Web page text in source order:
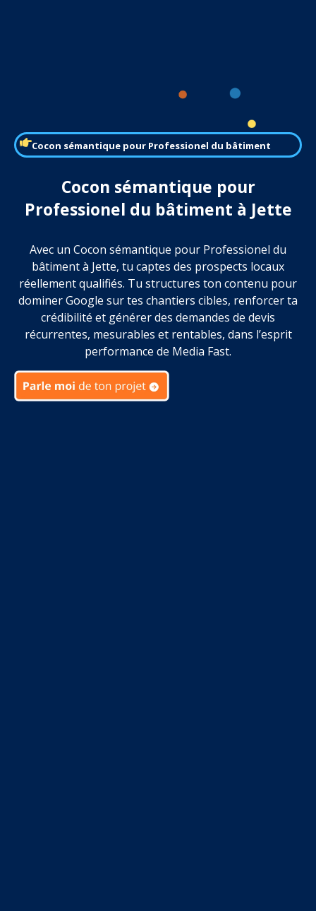
Cocon sémantique pour Professionel du bâtiment
Cocon sémantique pour
Professionel du bâtiment à Jette
Avec un Cocon sémantique pour Professionel du
bâtiment à Jette, tu captes des prospects locaux
réellement qualifiés. Tu structures ton contenu pour
dominer Google sur tes chantiers cibles, renforcer ta
crédibilité et générer des demandes de devis
récurrentes, mesurables et rentables, dans l’esprit
performance de Media Fast.